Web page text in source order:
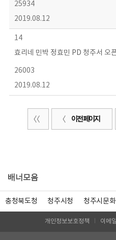
25934
2019.08.12
14
효리네 민박 정효민 PD 청주서 오
26003
2019.08.12
이전 페이지
배너모음
충청북도청 청주시청 청주시문
개인정보보호정책 이메